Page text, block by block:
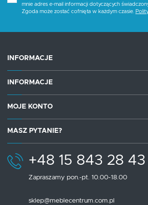
mnie adres e-mail informacji dotyczących
Zgoda może zostać cofnięta w każdym czasie.
INFORMACJE
INFORMACJE
MOJE KONTO
MASZ PYTANIE?
+48 15 843 28 43
Zapraszamy pon.-pt. 10.00-18.00
sklep@meblecentrum.com.pl